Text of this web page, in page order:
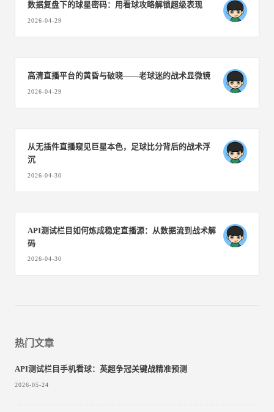
数据复盘下的球星密码：用看球攻略解锁超级表现
2026-04-29
高清直播平台的黄昏与破晓——老球迷的战术显微镜
2026-04-29
从无插件直播窥见巨星本色，足球比分背后的战术浮
沉
2026-04-30
API测试栏目如何炼成稳定直播源：从数据流到战术解
码
2026-04-30
热门文章
API测试栏目手机看球：英超争冠关键战精准预测
2026-05-24